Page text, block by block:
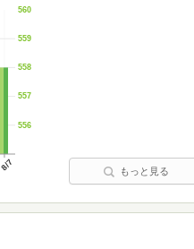
8/7
556
557
558
559
560
もっと見る